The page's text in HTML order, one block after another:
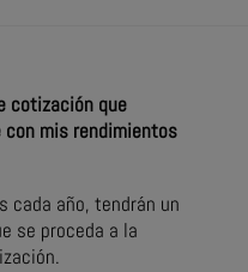
cotización que
mis rendimientos
cada año, tendrán un
se proceda a la